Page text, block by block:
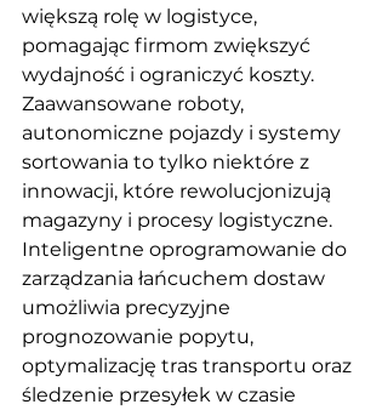
większą rolę w logistyce,
pomagając firmom zwiększyć
wydajność i ograniczyć koszty.
Zaawansowane roboty,
autonomiczne pojazdy i systemy
sortowania to tylko niektóre z
innowacji, które rewolucjonizują
magazyny i procesy logistyczne.
Inteligentne oprogramowanie do
zarządzania łańcuchem dostaw
umożliwia precyzyjne
prognozowanie popytu,
optymalizację tras transportu oraz
śledzenie przesyłek w czasie